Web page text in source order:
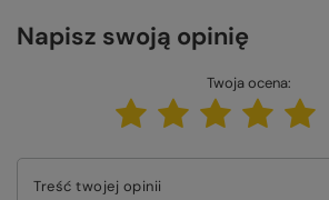
Napisz swoją opinię
Twoja ocena:
Treść twojej opinii